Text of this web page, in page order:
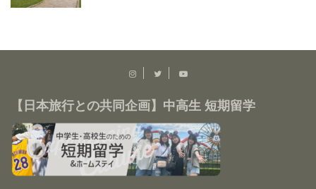
【日本旅行との共同企画】中高生 短期留学